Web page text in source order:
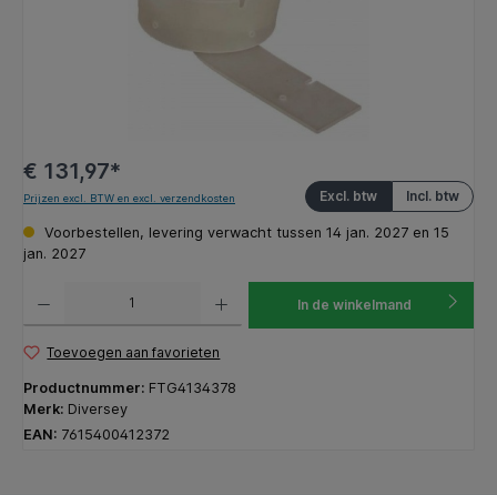
€ 131,97*
Incl. btw
Excl. btw
Prijzen excl. BTW en excl. verzendkosten
Voorbestellen, levering verwacht tussen 14 jan. 2027 en 15
jan. 2027
In de winkelmand
Toevoegen aan favorieten
Productnummer: FTG4134378
Merk: Diversey
EAN: 7615400412372